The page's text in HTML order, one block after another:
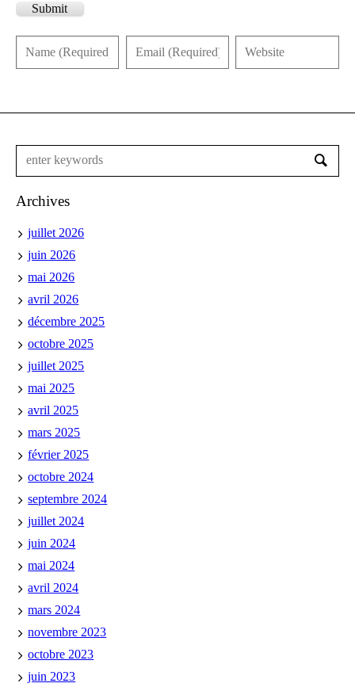
Submit
Archives
juillet 2026
juin 2026
mai 2026
avril 2026
décembre 2025
octobre 2025
juillet 2025
mai 2025
avril 2025
mars 2025
février 2025
octobre 2024
septembre 2024
juillet 2024
juin 2024
mai 2024
avril 2024
mars 2024
novembre 2023
octobre 2023
juin 2023